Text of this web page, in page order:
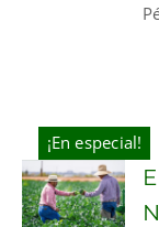
¡En especial!
ADD TO
CART